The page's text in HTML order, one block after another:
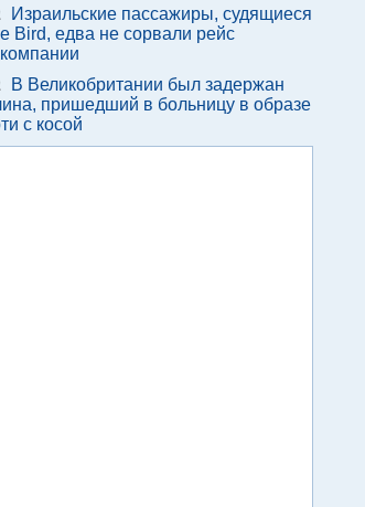
Израильские пассажиры, судящиеся
Bird, едва не сорвали рейс
В Великобритании был задержан
пришедший в больницу в образе
с косой